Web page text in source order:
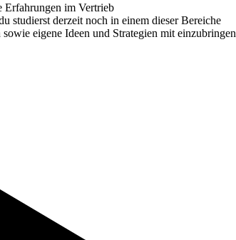
Er­fahrungen im Ver­trieb
studierst derzeit noch in einem dieser Bereiche
eigene Ideen und Strate­gien mit ein­zu­bringen